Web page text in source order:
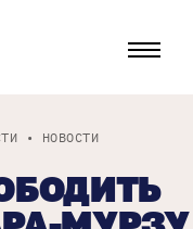
• НОВОСТИ